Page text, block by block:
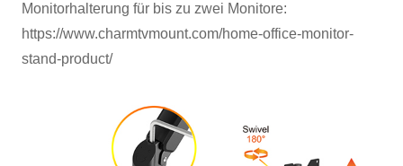
Monitorhalterung für bis zu zwei Monitore:
https://www.charmtvmount.com/home-office-monitor-
stand-product/